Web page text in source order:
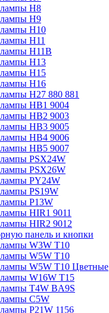
H8
H9
H10
H11
H11B
H13
H15
H16
H27 880 881
HB1 9004
HB2 9003
HB3 9005
HB4 9006
HB5 9007
PSX24W
PSX26W
PY24W
PS19W
P13W
HIR1 9011
HIR2 9012
панель и кнопки
W3W T10
W5W T10
W5W T10 Цветные
W16W T15
T4W BA9S
C5W
P21W 1156